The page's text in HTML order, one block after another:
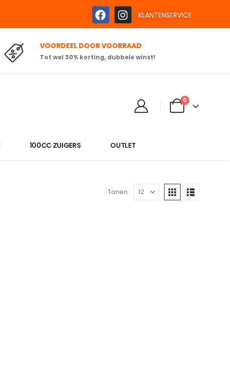
KLANTENSERVICE
VOORDEEL DOOR VOORRAAD
Tot wel 30% korting, dubbele winst!
0
100CC ZUIGERS OUTLET
Tonen: